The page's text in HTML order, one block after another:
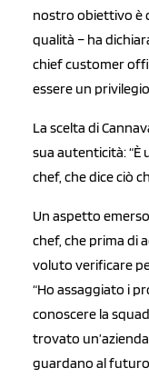
nostro obiettivo è
qualità – ha
chief customer
essere un
La scelta di
sua autenticità: “È
chef, che dice ciò
Un aspetto
chef, che prima di
voluto verificare
“Ho assaggiato i
conoscere la
trovato
guardano al